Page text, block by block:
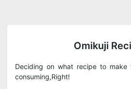
Omikuji
Deciding on what recipe to
consuming,Right!